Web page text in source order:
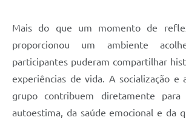
Mais do que um momento de
proporcionou um ambiente
participantes puderam compartilhar
experiências de vida. A socialização e
grupo contribuem diretamente
autoestima, da saúde emocional e da